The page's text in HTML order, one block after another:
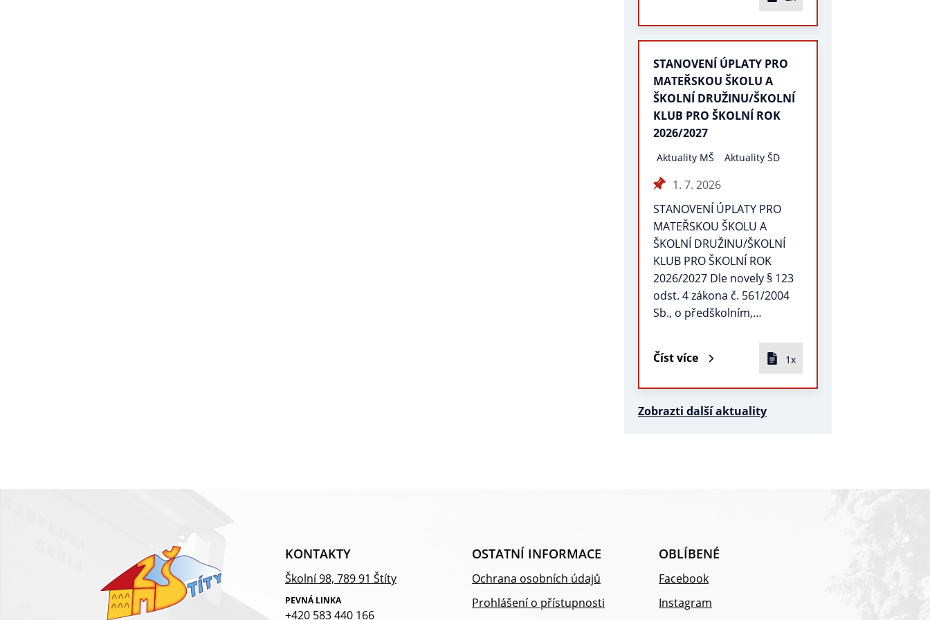
STANOVENÍ ÚPLATY PRO
MATEŘSKOU ŠKOLU A
ŠKOLNÍ DRUŽINU/ŠKOLNÍ
KLUB PRO ŠKOLNÍ ROK
2026/2027
Aktuality MŠ Aktuality ŠD
1. 7. 2026
STANOVENÍ ÚPLATY PRO
MATEŘSKOU ŠKOLU A
ŠKOLNÍ DRUŽINU/ŠKOLNÍ
KLUB PRO ŠKOLNÍ ROK
2026/2027 Dle novely § 123
odst. 4 zákona č. 561/2004
Sb., o předškolním,…
Číst více 1x
Zobrazti další aktuality
KONTAKTY
Školní 98, 789 91 Štíty
PEVNÁ LINKA
+420 583 440 166
OSTATNÍ INFORMACE
Ochrana osobních údajů
Prohlášení o přístupnosti
OBLÍBENÉ
Facebook
Instagram